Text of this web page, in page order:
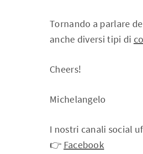
Tornando a parlare
anche diversi tipi di
Cheers!
Michelangelo
I nostri canali social
👉 Facebook